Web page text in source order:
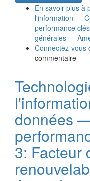
En savoir plus à
l'information —
performance
générales —
Connectez-vous
commentaire
données
3: Facteur